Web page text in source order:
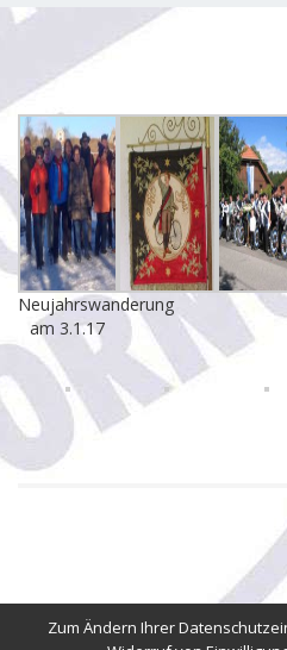
Neujahrswanderung
am 3.1.17
Zum Ändern Ihrer